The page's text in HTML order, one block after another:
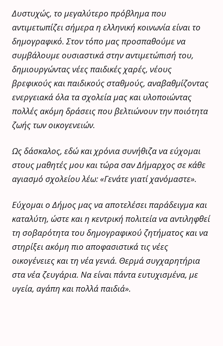
Δυστυχώς, το μεγαλύτερο πρόβλημα που
αντιμετωπίζει σήμερα η ελληνική κοινωνία είναι το
δημογραφικό. Στον τόπο μας προσπαθούμε να
συμβάλουμε ουσιαστικά στην αντιμετώπισή του,
δημιουργώντας νέες παιδικές χαρές, νέους
βρεφικούς και παιδικούς σταθμούς, αναβαθμίζοντας
ενεργειακά όλα τα σχολεία μας και υλοποιώντας
πολλές ακόμη δράσεις που βελτιώνουν την ποιότητα
ζωής των οικογενειών.
Ως δάσκαλος, εδώ και χρόνια συνήθιζα να εύχομαι
στους μαθητές μου και τώρα σαν Δήμαρχος σε κάθε
αγιασμό σχολείου λέω: «Γενάτε γιατί χανόμαστε».
Εύχομαι ο Δήμος μας να αποτελέσει παράδειγμα και
καταλύτη, ώστε και η κεντρική πολιτεία να αντιληφθεί
τη σοβαρότητα του δημογραφικού ζητήματος και να
στηρίξει ακόμη πιο αποφασιστικά τις νέες
οικογένειες και τη νέα γενιά. Θερμά συγχαρητήρια
στα νέα ζευγάρια. Να είναι πάντα ευτυχισμένα, με
υγεία, αγάπη και πολλά παιδιά».